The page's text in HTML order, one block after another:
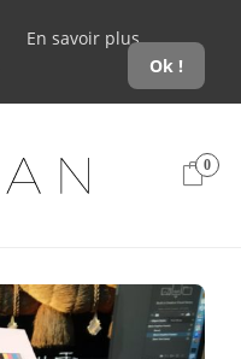
En savoir plus
Ok !
0